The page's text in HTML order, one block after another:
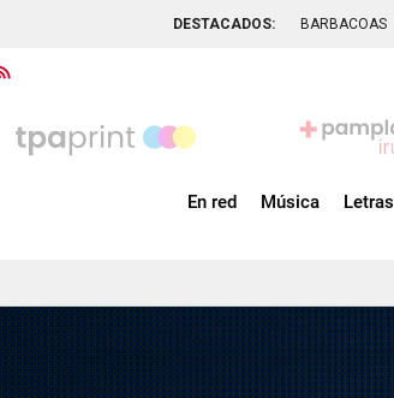
DESTACADOS: BARBACOAS
En red Música Letras